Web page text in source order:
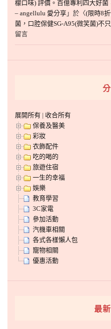
檬口味) 評價。百億專利四大好
– angellulu 愛分享 」於〈(限時8
菌，口腔保健SG-A95(微笑菌)不
留言
展開所有 | 收合所有
保養及醫美
彩妝
衣飾配件
吃的喝的
旅遊住宿
一生的幸福
娛樂
教育學習
3C家電
參加活動
汽機車相關
各式各樣懶人包
寵物相關
優惠活動
最